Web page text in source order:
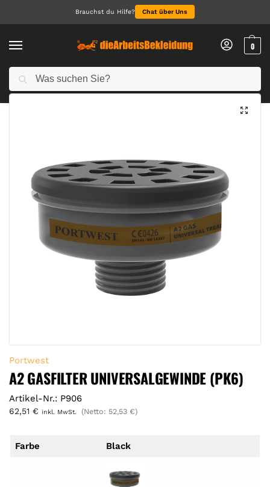
Brauchst du Hilfe? Chat über Uns
0
Start Alle Produkte / A2 Gasfilter Universalgewinde (Pk6)
Portwest
A2 GASFILTER UNIVERSALGEWINDE (PK6)
Artikel-Nr.: P906
62,51 € inkl. MwSt. (Netto: 52,53 €)
Farbe Black